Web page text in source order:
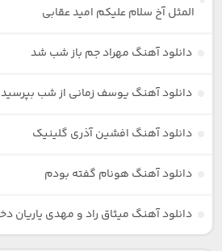
المثل آخ سلام علیکم امید عقابی
دانلود آهنگ مهراد جم باز شب شد
دانلود آهنگ یوسف زمانی از شب بپرسید
دانلود آهنگ افشین آذری گلینیک
دانلود آهنگ هونام گفته بودم
دانلود آهنگ میثاق راد و مهدی یاریان